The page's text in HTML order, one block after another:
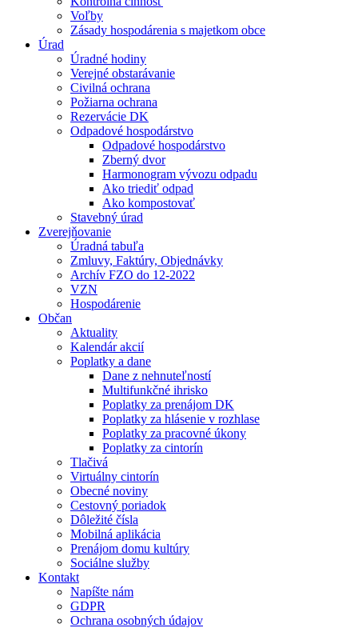
Voľby
Zásady hospodárenia s majetkom obce
Úrad
Úradné hodiny
Verejné obstarávanie
Civilná ochrana
Požiarna ochrana
Rezervácie DK
Odpadové hospodárstvo
Odpadové hospodárstvo
Zberný dvor
Harmonogram vývozu odpadu
Ako triediť odpad
Ako kompostovať
Stavebný úrad
Zverejňovanie
Úradná tabuľa
Zmluvy, Faktúry, Objednávky
Archív FZO do 12-2022
VZN
Hospodárenie
Občan
Aktuality
Kalendár akcií
Poplatky a dane
Dane z nehnuteľností
Multifunkčné ihrisko
Poplatky za prenájom DK
Poplatky za hlásenie v rozhlase
Poplatky za pracovné úkony
Poplatky za cintorín
Tlačivá
Virtuálny cintorín
Obecné noviny
Cestovný poriadok
Dôležité čísla
Mobilná aplikácia
Prenájom domu kultúry
Sociálne služby
Kontakt
Napíšte nám
GDPR
Ochrana osobných údajov